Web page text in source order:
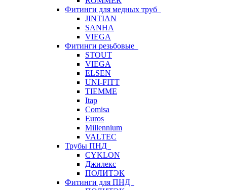
Фитинги для медных труб
JINTIAN
SANHA
VIEGA
Фитинги резьбовые
STOUT
VIEGA
ELSEN
UNI-FITT
TIEMME
Itap
Comisa
Euros
Millennium
VALTEC
Трубы ПНД
CYKLON
Джилекс
ПОЛИТЭК
Фитинги для ПНД